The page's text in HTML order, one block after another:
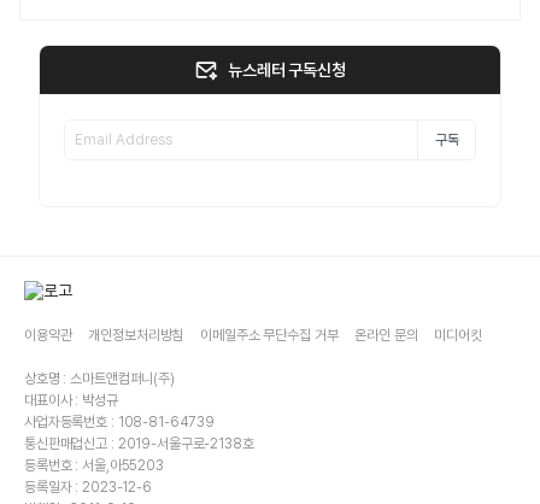
뉴스레터 구독신청
구독
이용약관 개인정보처리방침 이메일주소 무단수집 거부 온라인 문의 미디어킷
상호명 : 스마트앤컴퍼니(주)
대표이사 : 박성규
사업자등록번호 : 108-81-64739
통신판매업신고 : 2019-서울구로-2138호
등록번호 : 서울,아55203
등록일자 : 2023-12-6